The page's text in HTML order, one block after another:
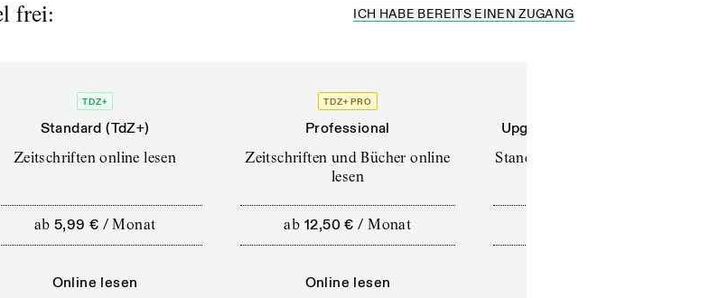
frei: ICH HABE BEREITS EINEN ZUGANG
TDZ+
Standard (TdZ+)
Zeitschriften online lesen
ab 5,99 € /Monat
Online lesen
TDZ+ PRO
Professional
Zeitschriften und Bücher online
lesen
ab 12,50 € /Monat
Online lesen
Upgrade für Printabonnenten
Standard (TdZ+) – Zeitschriften